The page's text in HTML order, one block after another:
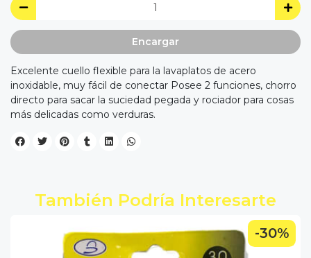
Encargar
Excelente cuello flexible para la lavaplatos de acero
inoxidable, muy fácil de conectar Posee 2 funciones, chorro
directo para sacar la suciedad pegada y rociador para cosas
más delicadas como verduras.
También Podría Interesarte
-30%